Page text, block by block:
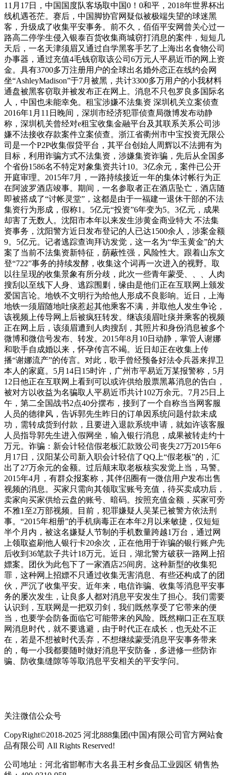
11月17日，中国国度队客场取中国0！0和平，2018年世界杯出
线机遇苍茫。赛后，中国脚协官网疑似被极端失望的球迷黑
客，升级成了收集平安事务。前不久，佰佰平安网曾关心过一
路高二停学生侵入银泰百货收集商城窃打消息的案件，短短几
天后，一名天津须眉又通过自学黑客手艺了上海出名食物公司
办事器，通过充值4毛钱窃取该公司6万元人平易近币的网上资
金。具有3700多万注册用户的全球出名婚外恋正在线约会网
坐“AshleyMadison”于7月被黑，共计3300多万用户的小我材料
通盘被黑客窃取并被发布正在网上。消息不只包罗良多国际名
人，中国也未能幸免。租宝涉嫌不法集资 深圳机关立案侦查
2016年1月11日晚间，深圳市经济犯罪侦查局微博发布动静
称，深圳机关曾经对e租宝收集金融平台及其联系关系公司涉
嫌不法接收存款案件立案侦查。浙江省衢州市中宝投资无限公
司是一个P2P收集假贷平台，其平台创始人周辉以不法拥有为
目标，利用诈骗方式不法集资，涉嫌集资诈骗，先后从全国多
个省份1586名不特定对象集资共计10。3亿余元，案件已公开
开庭审理。2015年7月，一路持续接近一年的集体讨帐行为正
在阿波罗酒店竣事。期间，一名参取者正在酒店坠亡，酒店随
即被搭成了“讨帐灵堂”，这都是由于一福建一退休干部的不法
集资行为形成，假称1。5亿元“投资”6年变为5。3亿元，成果
却害了无数人。沈阳市本年以来发生涉黄金商业特大 不法集
资事务，沈阳警方近日发布登记的人已达1500余人，涉案金额
9。5亿元。记者逃踪查询拜访发觉，这一名为“华玉黄金”的大
案了当前不法集资新特征，荫蔽性强，风险性大。跟着山东文
登“722”事务的持续发酵，收集这个词再一次进入的视野。取
以往呈现的收集景象有所分歧，此次一些青年蒙受、、、人肉
搜刮以至线下人身、逃踪围剿，缘由是他们正在互联网上颁发
爱国言论。地铁不文明行为给他人形成不良影响。近日，上海
地铁一须眉随地吐痰惹起其他乘客不满，并取他人发生争论，
该视频上传导网上后被疯狂转发。继该须眉吐痰并乘客的视频
正在网上后，该须眉遭到人肉搜刮，其照片和身份消息被多个
微博和微信号发布、转发。2015年8月10日动静，掌管人谢娜
和歌手自成婚以来，怀孕传言不竭。近日却正在收集上传
播“谢娜流产”的传言。对此，歌手曾经预备好法令兵器来捍卫
本人的家庭。5月14日15时许，广州市平易近万某报警称，5月
12日他正在互联网上看到可以或许供给股票黑幕消息的告白，
被对方以收益为名骗取人平易近币共计102万余元。7月25日上
午，第二全国战书2点40分摆布，接到了一个自称当当网客服
人员的德律风，告诉郭先生昨日的订单因系统问题付款未成
功，需转成货到付款，且要进入退款系统申请，就如许该客服
人员指导郭先生进入假网坐，输入银行消息，成果被转走约十
万元。诈骗：新会计轻信假老板汇款致公司丧失27万2015年6
月17日，汉阳某公司新入职会计轻信了QQ上“假老板”的，汇
出了27万余元的金额。过后颠末取老板核实发觉上当，马警。
2015年4月，有群众报案称，其伴侣圈有一微信用户发布出售
视频的消息。买家只需向其领取宝账号充值，待买卖成功后，
卖家向买家供给云盘的账号、暗码。按照充值金额，买家可旁
不雅1至2万部视频。目前，犯罪嫌疑人吴某已被警方依法刑
事。“2015年相册”的手机病毒正在本年2月以来敏捷，仅短短
半个月内，被这名嫌疑人节制的手机数量跨越1万台，通过网
上领取盗刷他人银行卡20余次，正在他用于诈骗的银行账户先
后收到36笔款子共计18万元。近日，湖北警方破获一路网上招
嫖案。团伙为此包下了一家酒店25间房。这种新型的收集犯
罪，这种网上招嫖不只通过收集无害消息、有些还构成了的团
伙，严沉了收集平安。近年来，电信诈骗、收集等消息平安事
务的屡次发生，让良多人都对消息平安发生了担心。我们需要
认识到，互联网是一把双刃剑，我们既然享受了它带来的便
当，也要学会防备面临它可能带来的风险。既然糊口正在互联
网消息时代，就不要逃避，由于时代正在成长，也无处不正
在，若是不想被时代丢弃，不想继续蒙受消息平安事务带来
的，每一小我都要随时做好消息平安防备，多进修一些防诈
骗、防收集缝隙等等取消息平安相关的平安学问。
关注微信公众号
CopyRight©2018-2025 河北888集团(中国)有限公司官方网站食
品有限公司 All Rights Reserved!
公司地址：河北省邯郸市大名县王村乡食品工业园区 销售热